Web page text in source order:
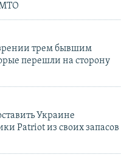
трем бывшим
перешли на сторону
Украине
Patriot из своих запасов